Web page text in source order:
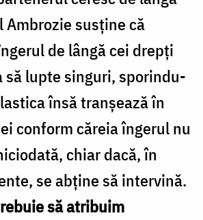
Ambrozie susţine că
de lângă cei drepţi
să lupte singuri, sporindu-
însă tranşează în
conform căreia îngerul nu
chiar dacă, în
se abţine să intervină.
să atribuim